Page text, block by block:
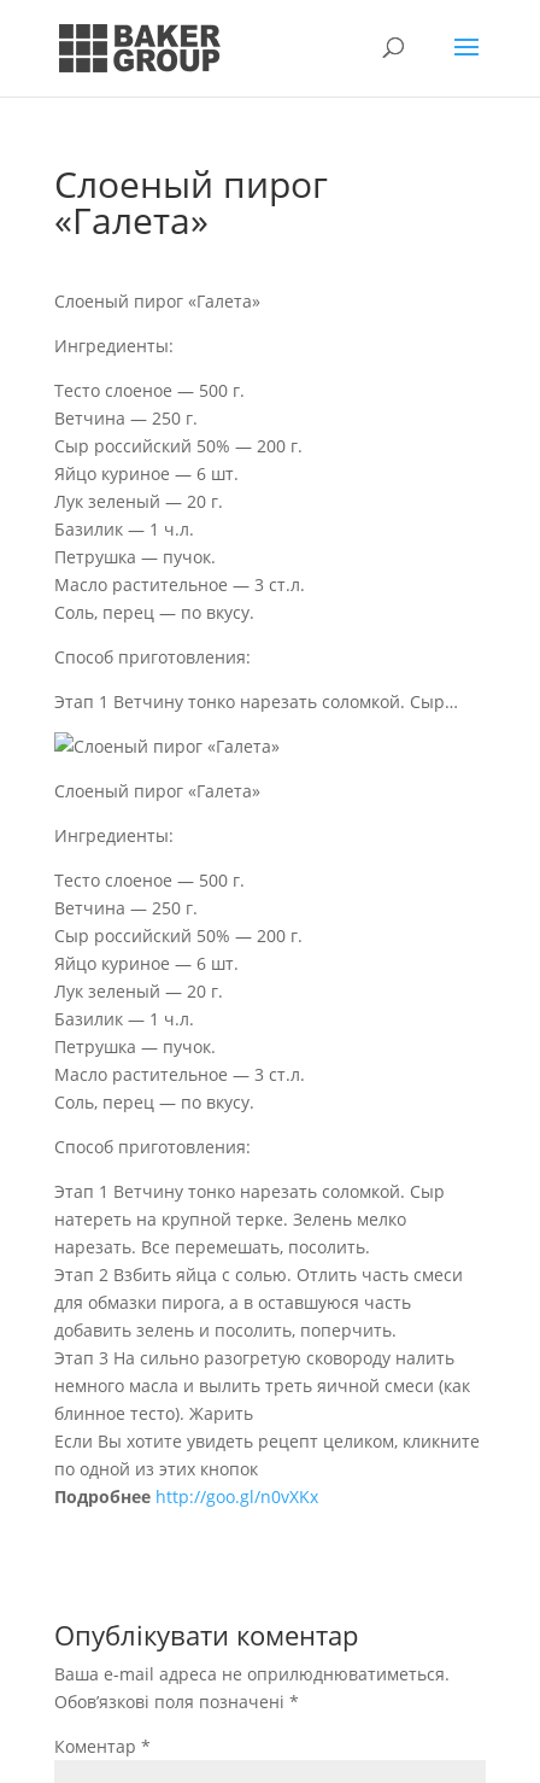
Слоеный пирог
«Галета»
Слоеный пирог «Галета»
Ингредиенты:
Тесто слоеное — 500 г.
Ветчина — 250 г.
Сыр российский 50% — 200 г.
Яйцо куриное — 6 шт.
Лук зеленый — 20 г.
Базилик — 1 ч.л.
Петрушка — пучок.
Масло растительное — 3 ст.л.
Соль, перец — по вкусу.
Способ приготовления:
Этап 1 Ветчину тонко нарезать соломкой. Сыр…
Слоеный пирог «Галета»
Ингредиенты:
Тесто слоеное — 500 г.
Ветчина — 250 г.
Сыр российский 50% — 200 г.
Яйцо куриное — 6 шт.
Лук зеленый — 20 г.
Базилик — 1 ч.л.
Петрушка — пучок.
Масло растительное — 3 ст.л.
Соль, перец — по вкусу.
Способ приготовления:
Этап 1 Ветчину тонко нарезать соломкой. Сыр
натереть на крупной терке. Зелень мелко
нарезать. Все перемешать, посолить.
Этап 2 Взбить яйца с солью. Отлить часть смеси
для обмазки пирога, а в оставшуюся часть
добавить зелень и посолить, поперчить.
Этап 3 На сильно разогретую сковороду налить
немного масла и вылить треть яичной смеси (как
блинное тесто). Жарить
Если Вы хотите увидеть рецепт целиком, кликните
по одной из этих кнопок
Подробнее http://goo.gl/n0vXKx
Опублікувати коментар
Ваша e-mail адреса не оприлюднюватиметься.
Обов’язкові поля позначені *
Коментар *